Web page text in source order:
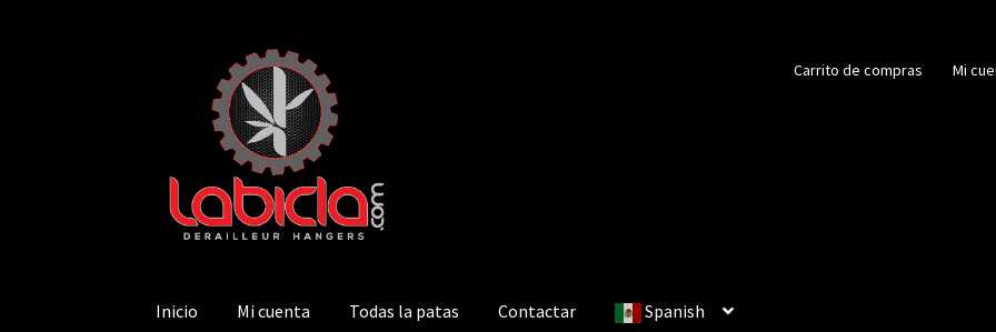
navegación
contenido
Carrito de compras Mi
Inicio Mi cuenta Todas la patas Contactar Spanish